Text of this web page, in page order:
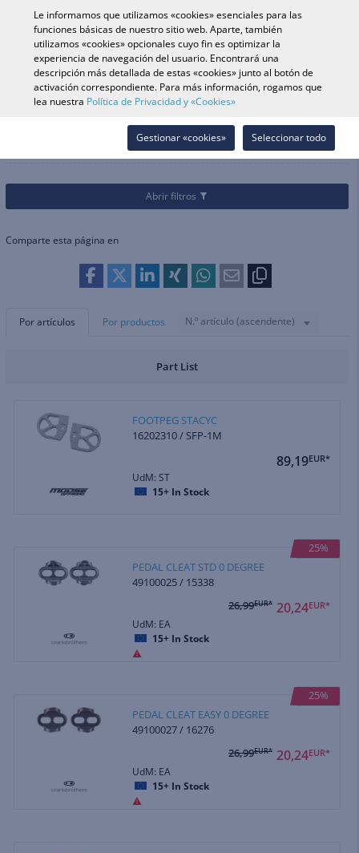
Búsqueda de vehículo
Buscar en tienda
Categorías Bicicleta Transmisión
Pedales
Abrir filtros
Comparte esta página en
Por artículos Por productos N.º artículo (ascendente)
Part List
FOOTPEG STACYC
16202310 / SFP-1M
89,19EUR*
UdM: ST
15+ In Stock
25%
PEDAL CLEAT STD 0 DEGREE
49100025 / 15338
20,24EUR*
26,99EUR*
UdM: EA
15+ In Stock
25%
PEDAL CLEAT EASY 0 DEGREE
49100027 / 16276
20,24EUR*
26,99EUR*
UdM: EA
15+ In Stock
Le informamos que utilizamos «cookies» esenciales para las
funciones básicas de nuestro sitio web. Aparte, también
utilizamos «cookies» opcionales cuyo fin es optimizar la
experiencia de navegación del usuario. Encontrará una
descripción más detallada de estas «cookies» junto al botón de
activación correspondiente. Para más información, rogamos que
lea nuestra Política de Privacidad y «Cookies»
Seleccionar todo
Gestionar «cookies»